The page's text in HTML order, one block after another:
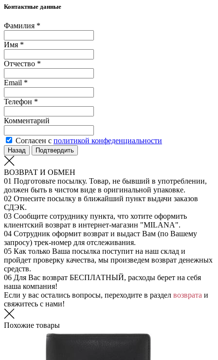
Контактные данные
Фамилия *
Имя *
Отчество *
Email *
Телефон *
Комментарий
Согласен с политикой конфеденциальности
Назад Подтвердить
ВОЗВРАТ И ОБМЕН
01 Подготовьте посылку. Товар, не бывший в употреблении,
должен быть в чистом виде в оригинальной упаковке.
02 Отнесите посылку в ближайший пункт выдачи заказов
СДЭК.
03 Сообщите сотруднику пункта, что хотите оформить
клиентский возврат в интернет-магазин "MILANA".
04 Сотрудник оформит возврат и выдаст Вам (по Вашему
запросу) трек-номер для отслеживания.
05 Как только Ваша посылка поступит на наш склад и
пройдет проверку качества, мы произведем возврат денежных
средств.
06 Для Вас возврат БЕСПЛАТНЫЙ, расходы берет на себя
наша компания!
Если у вас остались вопросы, переходите в раздел возврата и
свяжитесь с нами!
Похожие товары